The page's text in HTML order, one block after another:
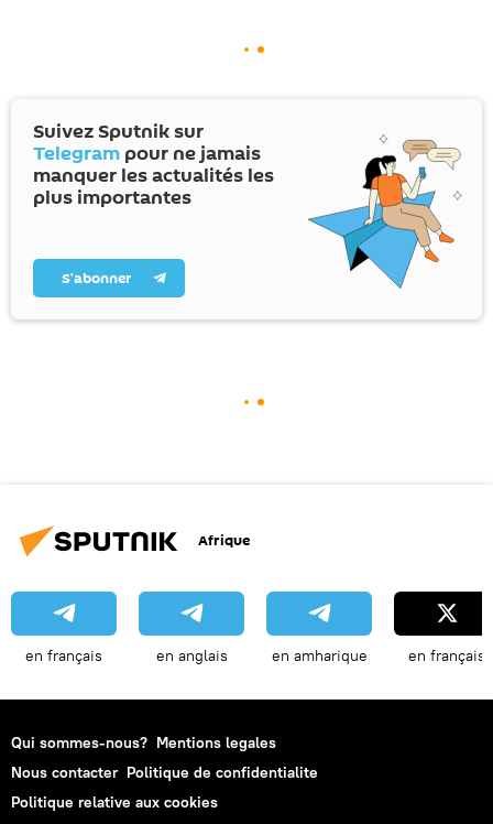
Suivez Sputnik sur
Telegram pour ne jamais
manquer les actualités les
plus importantes
S’abonner
Afrique
en français en anglais en amharique en français
Qui sommes-nous? Mentions legales
Nous contacter Politique de confidentialite
Politique relative aux cookies